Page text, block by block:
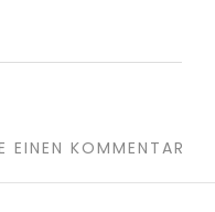
EINEN KOMMENTAR